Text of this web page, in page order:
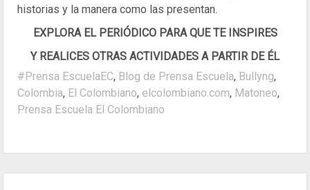
historias y la manera como las presentan.
EXPLORA EL PERIÓDICO PARA QUE TE INSPIRES
Y REALICES OTRAS ACTIVIDADES A PARTIR DE ÉL
#Prensa EscuelaEC, Blog de Prensa Escuela, Bullyng,
Colombia, El Colombiano, elcolombiano.com, Matoneo,
Prensa Escuela El Colombiano